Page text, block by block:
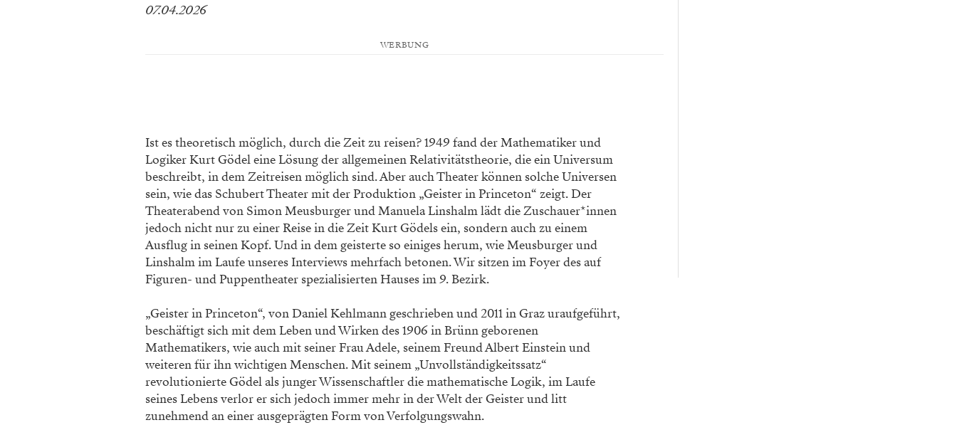
07.04.2026
WERBUNG
Ist es theoretisch möglich, durch die Zeit zu reisen? 1949 fand der Mathematiker und
Logiker Kurt Gödel eine Lösung der allgemeinen Relativitätstheorie, die ein Universum
beschreibt, in dem Zeitreisen möglich sind. Aber auch Theater können solche Universen
sein, wie das Schubert Theater mit der Produktion „Geister in Princeton“ zeigt. Der
Theaterabend von Simon Meusburger und Manuela Linshalm lädt die Zuschauer*innen
jedoch nicht nur zu einer Reise in die Zeit Kurt Gödels ein, sondern auch zu einem
Ausflug in seinen Kopf. Und in dem geisterte so einiges herum, wie Meusburger und
Linshalm im Laufe unseres Interviews mehrfach betonen. Wir sitzen im Foyer des auf
Figuren- und Puppentheater spezialisierten Hauses im 9. Bezirk.
„Geister in Princeton“, von Daniel Kehlmann geschrieben und 2011 in Graz uraufgeführt,
beschäftigt sich mit dem Leben und Wirken des 1906 in Brünn geborenen
Mathematikers, wie auch mit seiner Frau Adele, seinem Freund Albert Einstein und
weiteren für ihn wichtigen Menschen. Mit seinem „Unvollständigkeitssatz“
revolutionierte Gödel als junger Wissenschaftler die mathematische Logik, im Laufe
seines Lebens verlor er sich jedoch immer mehr in der Welt der Geister und litt
zunehmend an einer ausgeprägten Form von Verfolgungswahn.